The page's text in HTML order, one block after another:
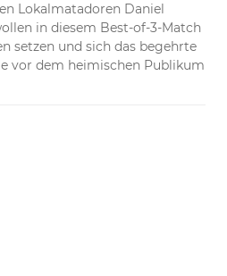
Lokalmatadoren Daniel
in diesem Best-of-3-Match
setzen und sich das begehrte
vor dem heimischen Publikum